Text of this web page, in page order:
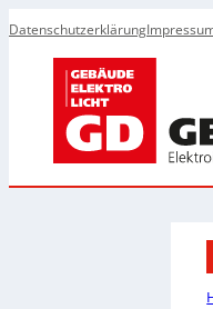
Datenschutzerklärung